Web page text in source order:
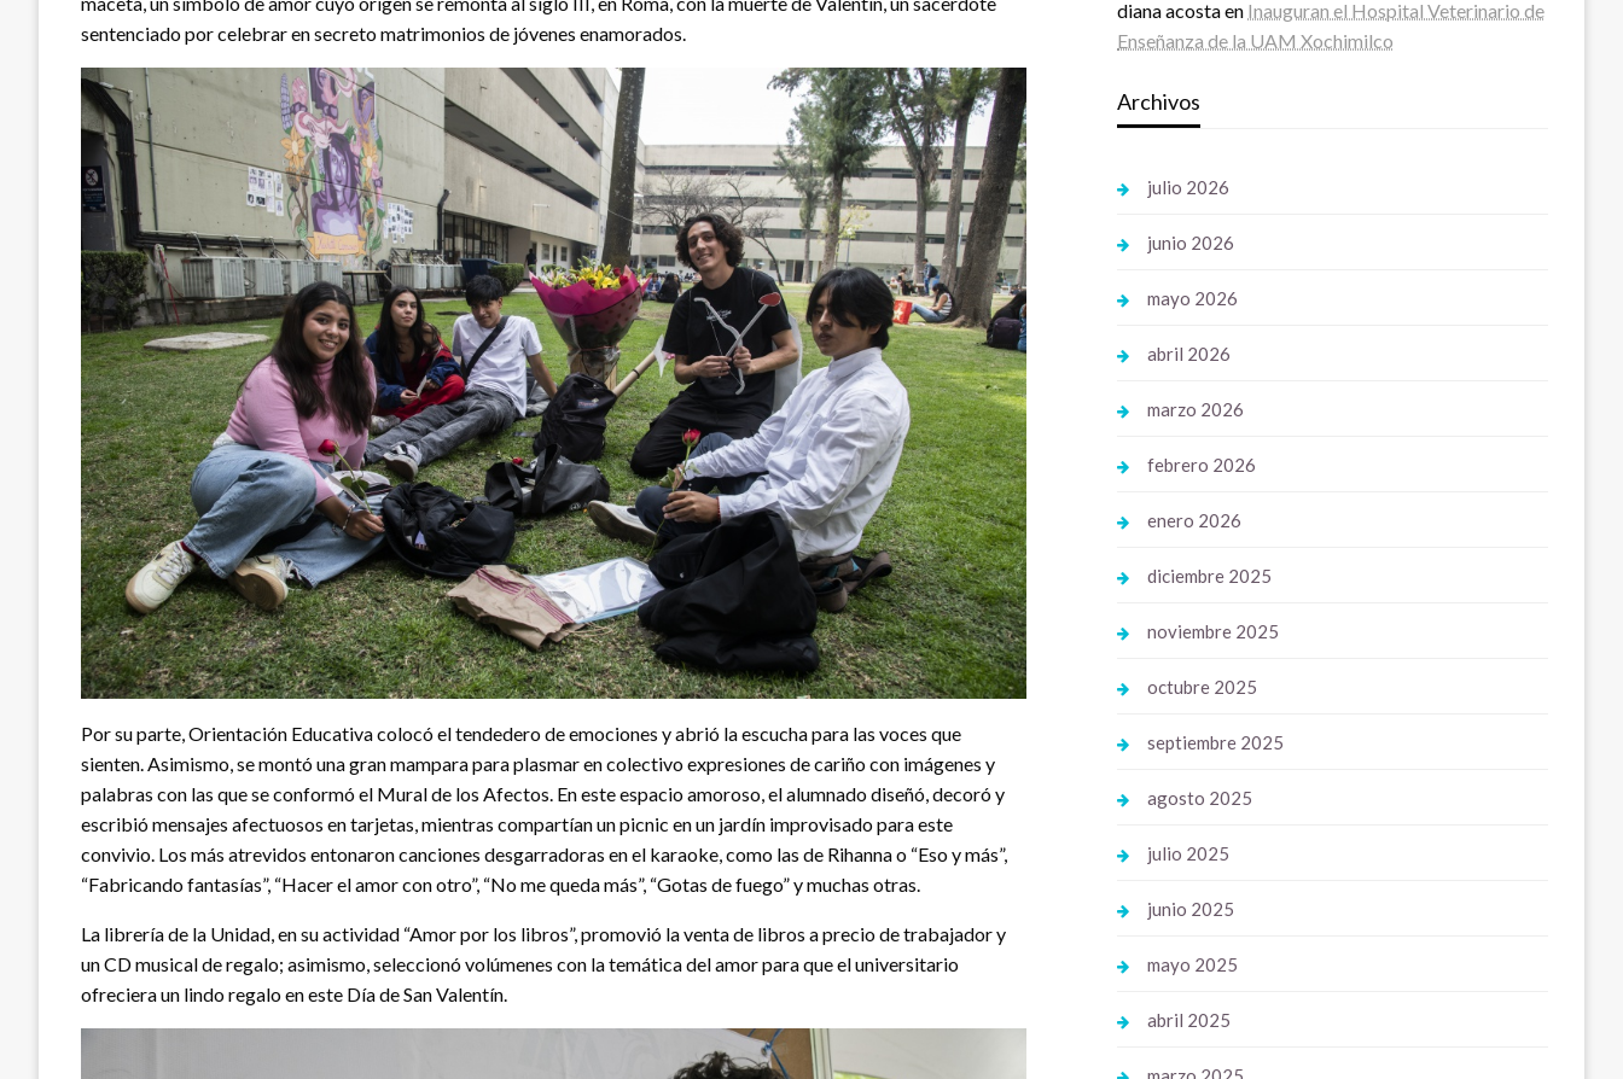
sentenciado por celebrar en secreto matrimonios de jóvenes enamorados.
Por su parte, Orientación Educativa colocó el tendedero de emociones y abrió la escucha para las voces que
sienten. Asimismo, se montó una gran mampara para plasmar en colectivo expresiones de cariño con imágenes y
palabras con las que se conformó el Mural de los Afectos. En este espacio amoroso, el alumnado diseñó, decoró y
escribió mensajes afectuosos en tarjetas, mientras compartían un picnic en un jardín improvisado para este
convivio. Los más atrevidos entonaron canciones desgarradoras en el karaoke, como las de Rihanna o “Eso y más”,
“Fabricando fantasías”, “Hacer el amor con otro”, “No me queda más”, “Gotas de fuego” y muchas otras.
La librería de la Unidad, en su actividad “Amor por los libros”, promovió la venta de libros a precio de trabajador y
un CD musical de regalo; asimismo, seleccionó volúmenes con la temática del amor para que el universitario
ofreciera un lindo regalo en este Día de San Valentín.
diana acostaen Inauguran el Hospital Veterinario de
Enseñanza de la UAM Xochimilco
Archivos
julio 2026
junio 2026
mayo 2026
abril 2026
marzo 2026
febrero 2026
enero 2026
diciembre 2025
noviembre 2025
octubre 2025
septiembre 2025
agosto 2025
julio 2025
junio 2025
mayo 2025
abril 2025